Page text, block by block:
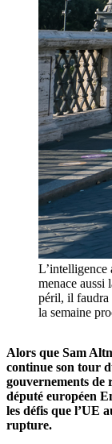
L’intelligence
menace aussi
péril, il faudra
la semaine
Alors que Sam
continue son tour
gouvernements de
député européen
les défis que l’UE
rupture.